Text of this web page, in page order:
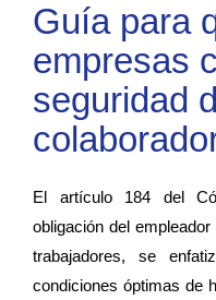
Guía para
empresas
seguridad
El artículo 184 del
obligación del
trabajadores, se
condiciones óptimas de